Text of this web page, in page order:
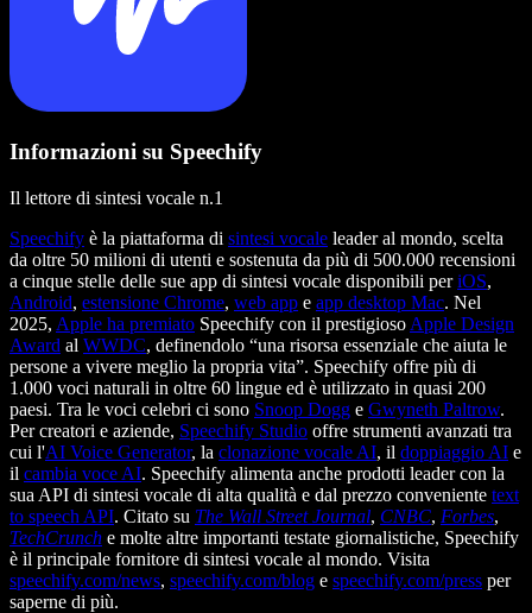
Informazioni su Speechify
Il lettore di sintesi vocale n.1
Speechify è la piattaforma di sintesi vocale leader al mondo, scelta
da oltre 50 milioni di utenti e sostenuta da più di 500.000 recensioni
a cinque stelle delle sue app di sintesi vocale disponibili periOS,
Android, estensione Chrome, web app e app desktop Mac. Nel
2025, Apple ha premiato Speechify con il prestigioso Apple Design
Award al WWDC, definendolo “una risorsa essenziale che aiuta le
persone a vivere meglio la propria vita”. Speechify offre più di
1.000 voci naturali in oltre 60 lingue ed è utilizzato in quasi 200
paesi. Tra le voci celebri ci sono Snoop Dogg e Gwyneth Paltrow.
Per creatori e aziende, Speechify Studio offre strumenti avanzati tra
cui l'AI Voice Generator, la clonazione vocale AI, il doppiaggio AI e
il cambia voce AI. Speechify alimenta anche prodotti leader con la
sua API di sintesi vocale di alta qualità e dal prezzo conveniente text
to speech API. Citato su The Wall Street Journal, CNBC, Forbes,
TechCrunch e molte altre importanti testate giornalistiche, Speechify
è il principale fornitore di sintesi vocale al mondo. Visita
speechify.com/news, speechify.com/blog e speechify.com/press per
saperne di più.